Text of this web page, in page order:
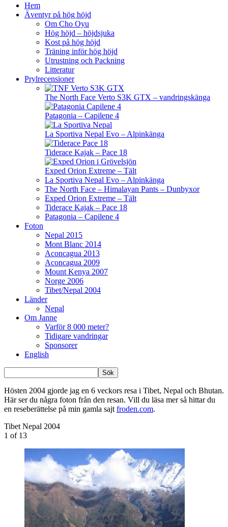
Hem
Äventyr på hög höjd
Om Cho Oyu
Hög höjd – höjdsjuka
Kost på hög höjd
Träning inför hög höjd
Utrustning och Packning
Litteratur
Prylrecensioner
The North Face Verto S3K GTX – vandringskänga
Patagonia – Capilene 4
La Sportiva Nepal Evo – Alpinkänga
Tiderace Kajak – Pace 18
Exped Orion Extreme – Tält
La Sportiva Nepal Evo – Alpinkänga
The North Face – Himalayan Pants – Dunbyxor
Exped Orion Extreme – Tält
Tiderace Kajak – Pace 18
Patagonia – Capilene 4
Foton
Nepal 2015
Mont Blanc 2014
Aconcagua 2013
Aconcagua 2009
Mount Kenya 2007
Norge 2006
Tibet/Nepal 2004
Länder
Nepal
Om Janne
Varför 8 000 meter?
Tidigare vandringar
Sponsorer
English
Hösten 2004 gjorde jag en 6 veckors resa i Tibet, Nepal och Bhutan.
Här ser du några foton från den resan. Vill du läsa mer så hittar du
en reseberättelse på min gamla sajt froden.com.
Tibet Nepal 2004
1 of 13